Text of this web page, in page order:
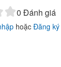
0 Đánh giá
hoặc Đăng ký